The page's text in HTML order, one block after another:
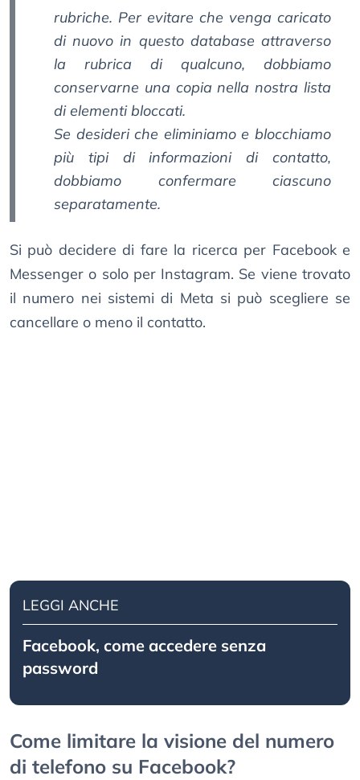
rubriche. Per evitare che venga caricato
di nuovo in questo database attraverso
la rubrica di qualcuno, dobbiamo
conservarne una copia nella nostra lista
di elementi bloccati.
Se desideri che eliminiamo e blocchiamo
più tipi di informazioni di contatto,
dobbiamo confermare ciascuno
separatamente.
Si può decidere di fare la ricerca per Facebook e
Messenger o solo per Instagram. Se viene trovato
il numero nei sistemi di Meta si può scegliere se
cancellare o meno il contatto.
LEGGI ANCHE
Facebook, come accedere senza
password
Come limitare la visione del numero
di telefono su Facebook?